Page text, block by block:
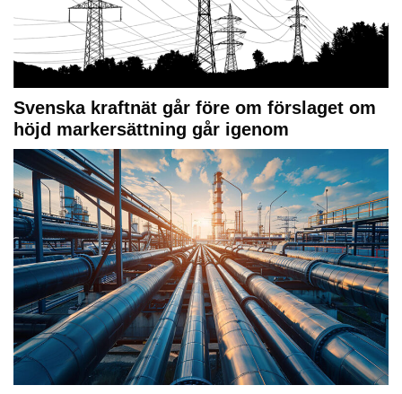
Svenska kraftnät går före om förslaget om
höjd markersättning går igenom